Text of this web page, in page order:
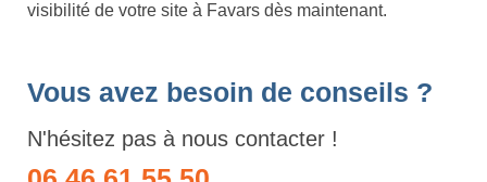
visibilité de votre site à Favars dès maintenant.
Vous avez besoin de conseils ?
N'hésitez pas à nous contacter !